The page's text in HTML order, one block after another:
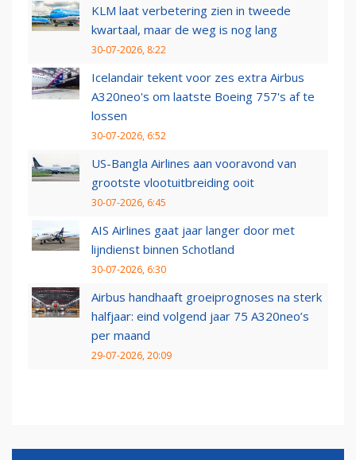
KLM laat verbetering zien in tweede
kwartaal, maar de weg is nog lang
30-07-2026, 8:22
Icelandair tekent voor zes extra Airbus
A320neo's om laatste Boeing 757's af te
lossen
30-07-2026, 6:52
US-Bangla Airlines aan vooravond van
grootste vlootuitbreiding ooit
30-07-2026, 6:45
AIS Airlines gaat jaar langer door met
lijndienst binnen Schotland
30-07-2026, 6:30
Airbus handhaaft groeiprognoses na sterk
halfjaar: eind volgend jaar 75 A320neo’s
per maand
29-07-2026, 20:09